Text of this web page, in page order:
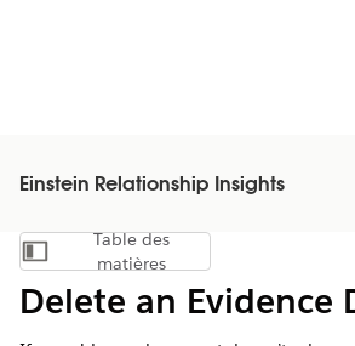
Einstein Relationship Insights
Afficher la table des matières
Table des
matières
Delete an Evidence